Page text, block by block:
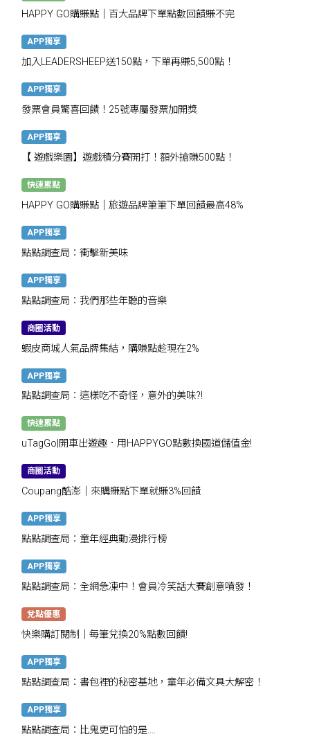
HAPPY GO購賺點｜百大品牌下單點數回饋賺不完
APP獨享
加入LEADERSHEEP送150點，下單再賺5,500點！
APP獨享
發票會員驚喜回饋！25號專屬發票加開獎
APP獨享
【 遊戲樂園】遊戲積分賽開打！額外搶賺500點！
快速累點
HAPPY GO購賺點｜旅遊品牌筆筆下單回饋最高48%
APP獨享
點點調查局：衝擊新美味
APP獨享
點點調查局：我們那些年聽的音樂
商圈活動
蝦皮商城人氣品牌集結，購賺點趁現在2%
APP獨享
點點調查局：這樣吃不奇怪，意外的美味?!
快速累點
uTagGo|開車出遊趣．用HAPPYGO點數換國道儲值金!
商圈活動
Coupang酷澎｜來購賺點下單就賺3%回饋
APP獨享
點點調查局：童年經典動漫排行榜
APP獨享
點點調查局：全網急凍中！會員冷笑話大賽創意噴發！
兌點優惠
快樂購訂閱制｜每筆兌換20%點數回饋!
APP獨享
點點調查局：書包裡的秘密基地，童年必備文具大解密！
APP獨享
點點調查局：比鬼更可怕的是....